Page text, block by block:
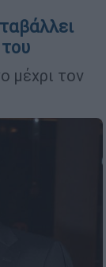
μέχρι τον